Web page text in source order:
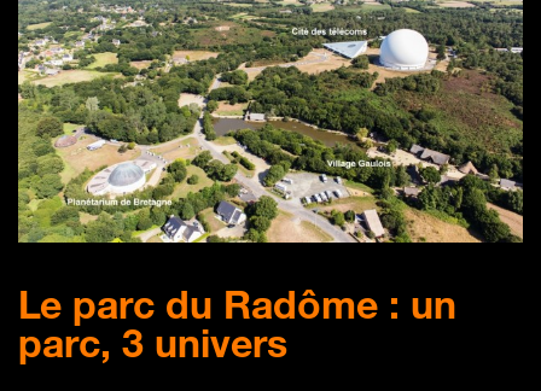
Le parc du Radôme : un
parc, 3 univers